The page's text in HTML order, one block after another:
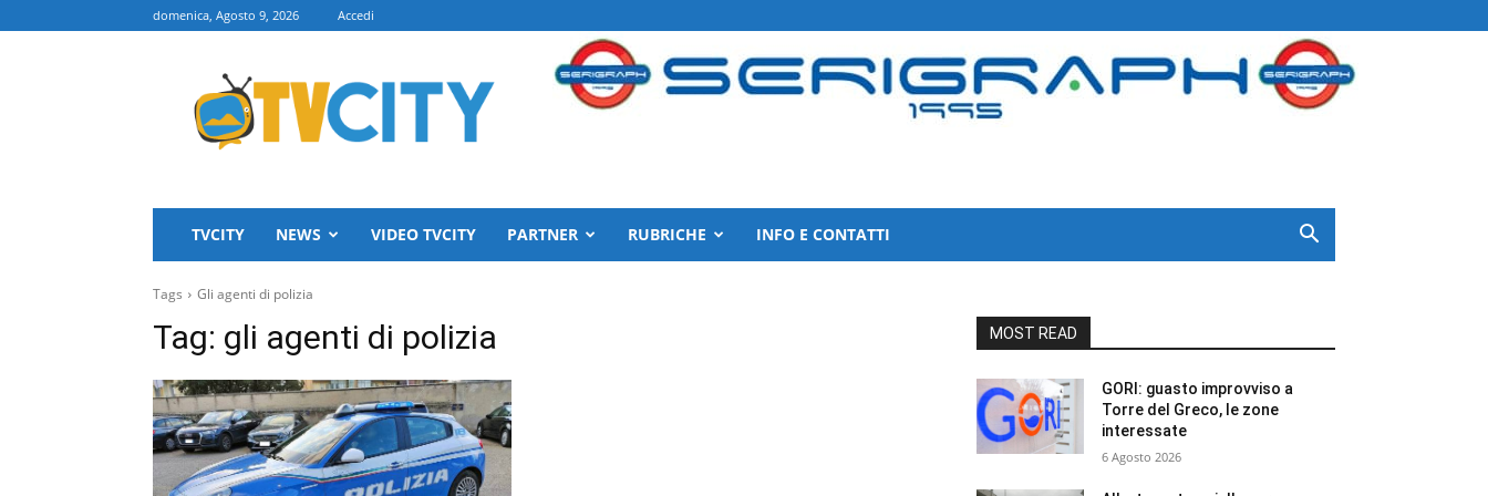
domenica, Agosto 9, 2026 Accedi
TVCITY
TVCITY NEWS VIDEO TVCITY PARTNER RUBRICHE INFO E CONTATTI
Tags Gli agenti di polizia
Tag: gli agenti di polizia MOST READ
GORI: guasto improvviso a
Torre del Greco, le zone
interessate
6 Agosto 2026